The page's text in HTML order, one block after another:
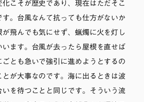
化こそが歴史であり、現在はただそこ
す。台風なんて抗っても仕方がないか
が飛んでも気にせず、蝋燭に火を灯し
います。台風が去ったら屋根を直せば
ごとも急いで強引に進めようとするの
とが大事なのです。海に出るときは波
いを待つことと同じです。そういう流